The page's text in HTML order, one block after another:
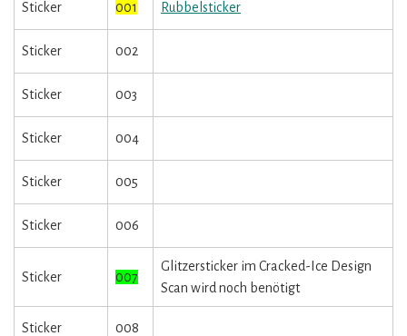
Sticker 001 Rubbelsticker
Sticker 002
Sticker 003
Sticker 004
Sticker 005
Sticker 006
Sticker 007
Glitzersticker im Cracked-Ice Design
Scan wird noch benötigt
Sticker 008